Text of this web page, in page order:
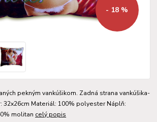
- 18 %
pekným vankúšikom. Zadná strana vankúšika-
32x26cm Materiál: 100% polyester Náplň:
molitan celý popis